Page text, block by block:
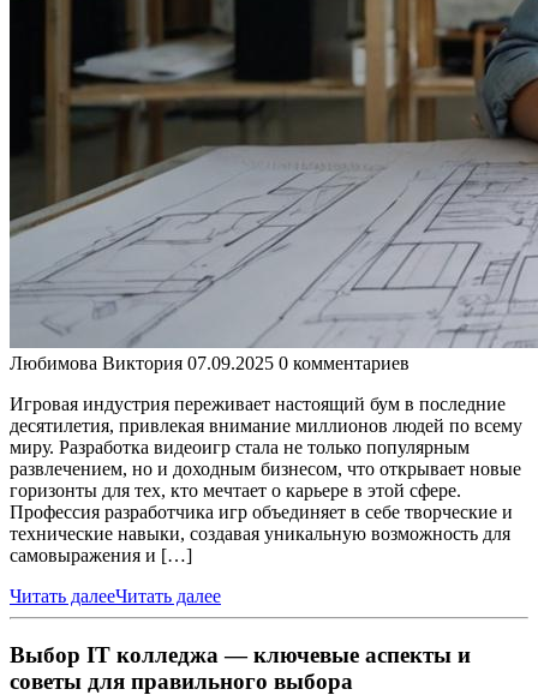
Любимова Виктория 07.09.2025 0 комментариев
Игровая индустрия переживает настоящий бум в последние
десятилетия, привлекая внимание миллионов людей по всему
миру. Разработка видеоигр стала не только популярным
развлечением, но и доходным бизнесом, что открывает новые
горизонты для тех, кто мечтает о карьере в этой сфере.
Профессия разработчика игр объединяет в себе творческие и
технические навыки, создавая уникальную возможность для
самовыражения и […]
Читать далееЧитать далее
Выбор IT колледжа — ключевые аспекты и
советы для правильного выбора